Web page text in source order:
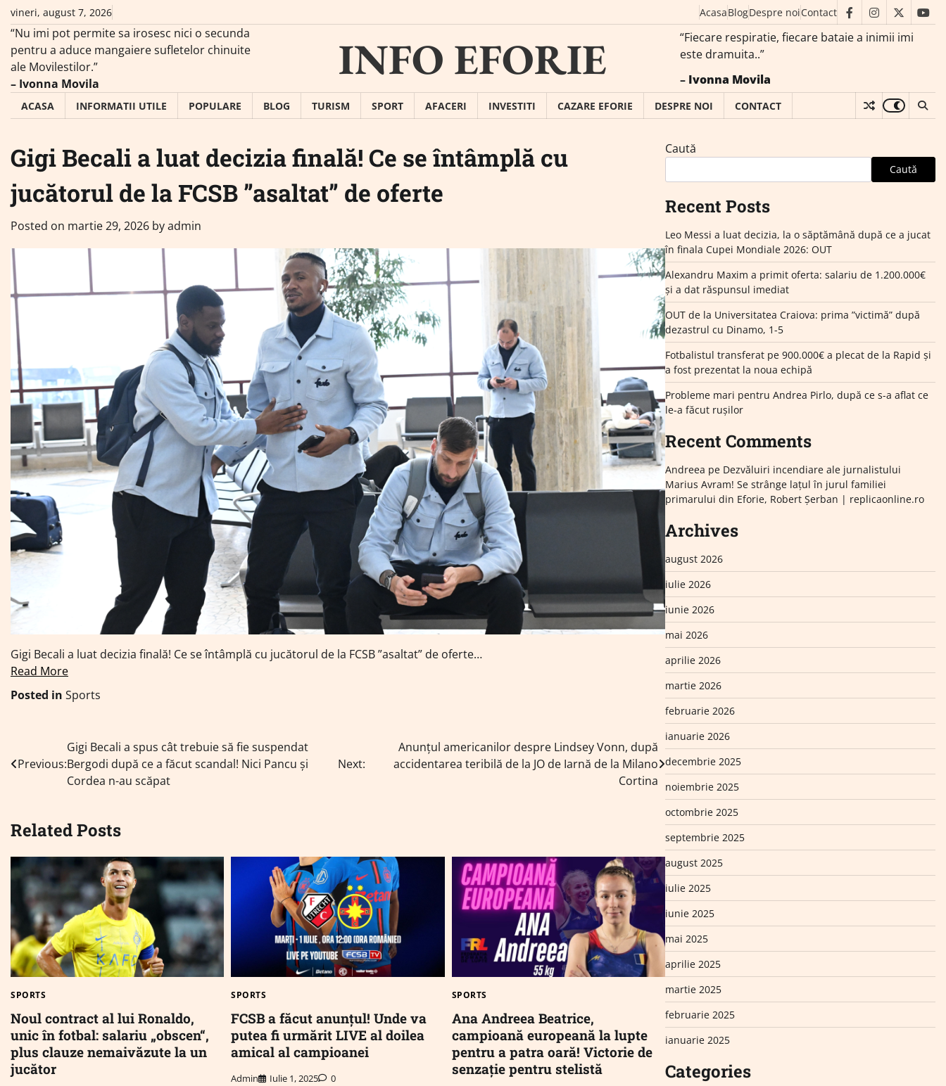
Skip
content
vineri, august 7, 2026 AcasaBlogDespre noiContact facebookinstagram
twitter
“Nu imi pot permite sa irosesc nici o secunda
pentru a aduce mangaiere sufletelor chinuite
ale Movilestilor.”
– Ivonna Movila
INFO EFORIE
“Fiecare respiratie, fiecare bataie a inimii imi
este dramuita..”
– Ivonna Movila
ACASA INFORMATII UTILE POPULARE BLOG TURISM SPORT AFACERI INVESTITI CAZARE EFORIE DESPRE NOI CONTACT
Gigi Becali a luat decizia finală! Ce se întâmplă cu
jucătorul de la FCSB ”asaltat” de oferte
Posted on martie 29, 2026 byadmin
Gigi Becali a luat decizia finală! Ce se întâmplă cu jucătorul de la FCSB ”asaltat” de oferte…
Read More
Posted in Sports
Navigare
în
Previous:
Gigi Becali a spus cât trebuie să fie suspendat
Bergodi după ce a făcut scandal! Nici Pancu și
Cordea n-au scăpat
Next:
Anunțul americanilor despre Lindsey Vonn, după
accidentarea teribilă de la JO de Iarnă de la Milano
Cortina
Related Posts
SPORTS
Noul contract al lui Ronaldo,
unic în fotbal: salariu „obscen“,
plus clauze nemaivăzute la un
jucător
SPORTS
FCSB a făcut anunțul! Unde va
putea fi urmărit LIVE al doilea
amical al campioanei
Admin Iulie 1, 2025 0
SPORTS
Ana Andreea Beatrice,
campioană europeană la lupte
pentru a patra oară! Victorie de
senzație pentru stelistă
Caută
Caută
Recent Posts
Leo Messi a luat decizia, la o săptămână după ce a jucat
în finala Cupei Mondiale 2026: OUT
Alexandru Maxim a primit oferta: salariu de 1.200.000€
și a dat răspunsul imediat
OUT de la Universitatea Craiova: prima ”victimă” după
dezastrul cu Dinamo, 1-5
Fotbalistul transferat pe 900.000€ a plecat de la Rapid și
a fost prezentat la noua echipă
Probleme mari pentru Andrea Pirlo, după ce s-a aflat ce
le-a făcut rușilor
Recent Comments
Andreea pe Dezvăluiri incendiare ale jurnalistului
Marius Avram! Se strânge lațul în jurul familiei
primarului din Eforie, Robert Șerban | replicaonline.ro
Archives
august 2026
iulie 2026
iunie 2026
mai 2026
aprilie 2026
martie 2026
februarie 2026
ianuarie 2026
decembrie 2025
noiembrie 2025
octombrie 2025
septembrie 2025
august 2025
iulie 2025
iunie 2025
mai 2025
aprilie 2025
martie 2025
februarie 2025
ianuarie 2025
Categories